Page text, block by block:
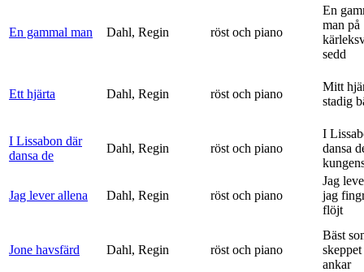
En gammal man Dahl, Regin röst och piano
En
man på
sedd
Ett hjärta Dahl, Regin röst och piano
Mitt
stadig
I Lissabon där
dansa de
Dahl, Regin röst och piano
I
dansa
Jag lever allena Dahl, Regin röst och piano
Jag
jag
flöjt
Jone havsfärd Dahl, Regin röst och piano
Bäst
ankar